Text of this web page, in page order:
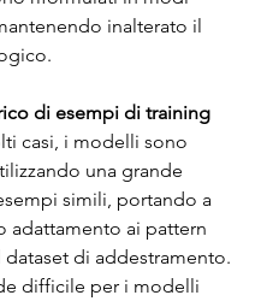
inalterato il
di esempi di training
casi, i modelli sono
una grande
simili, portando a
adattamento ai pattern
di addestramento.
difficile per i modelli